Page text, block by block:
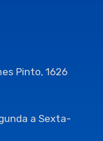
Pinto, 1626
a Sexta-